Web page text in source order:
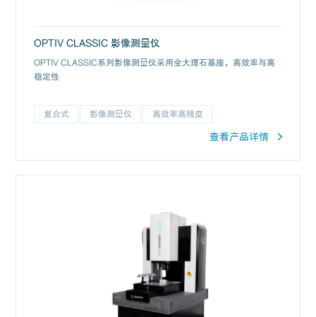
OPTIV CLASSIC 影像测量仪
OPTIV CLASSIC系列影像测量仪采用全大理石基座，高效率与高
稳定性
复合式 影像测量仪 高效率高精度
查看产品详情